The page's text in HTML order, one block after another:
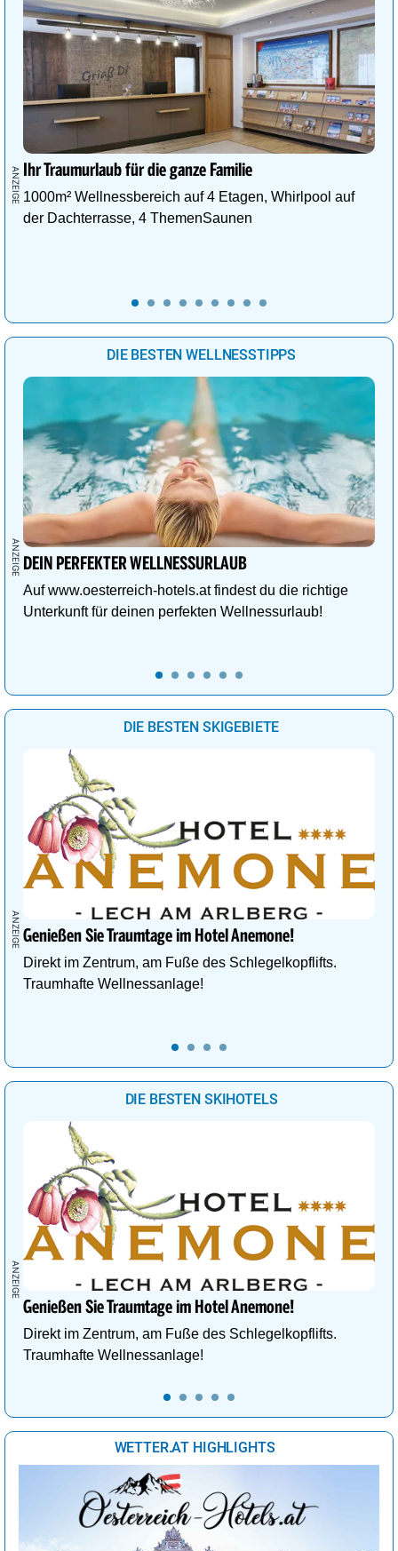
Ihr Traumurlaub für die ganze Familie
1000m² Wellnessbereich auf 4 Etagen, Whirlpool auf
der Dachterrasse, 4 ThemenSaunen
DIE BESTEN WELLNESSTIPPS
DEIN PERFEKTER WELLNESSURLAUB
Auf www.oesterreich-hotels.at findest du die richtige
Unterkunft für deinen perfekten Wellnessurlaub!
DIE BESTEN SKIGEBIETE
Genießen Sie Traumtage im Hotel Anemone!
Direkt im Zentrum, am Fuße des Schlegelkopflifts.
Traumhafte Wellnessanlage!
DIE BESTEN SKIHOTELS
Genießen Sie Traumtage im Hotel Anemone!
Direkt im Zentrum, am Fuße des Schlegelkopflifts.
Traumhafte Wellnessanlage!
WETTER.AT HIGHLIGHTS